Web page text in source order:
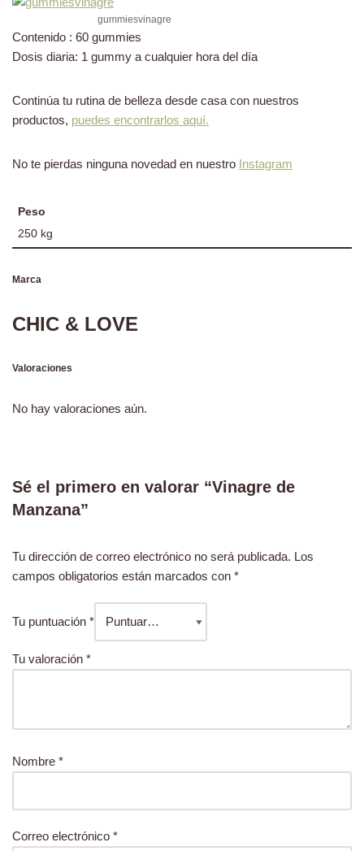
gummiesvinagre
Contenido : 60 gummies
Dosis diaria: 1 gummy a cualquier hora del día
Continúa tu rutina de belleza desde casa con nuestros
productos, puedes encontrarlos aquí.
No te pierdas ninguna novedad en nuestro Instagram
Peso
250 kg
Marca
CHIC & LOVE
Valoraciones
No hay valoraciones aún.
Sé el primero en valorar “Vinagre de
Manzana”
Tu dirección de correo electrónico no será publicada. Los
campos obligatorios están marcados con *
Tu puntuación *
Tu valoración *
Nombre *
Correo electrónico *